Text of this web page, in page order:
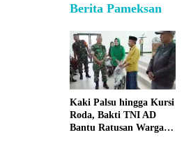
Berita Pameksan
Kaki Palsu hingga Kursi
Roda, Bakti TNI AD
Bantu Ratusan Warga